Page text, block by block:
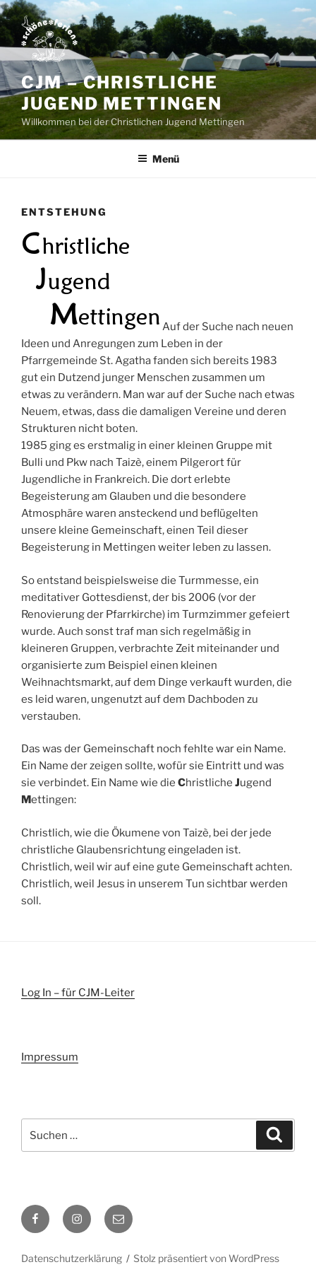
Zum
Inhalt
springen
CJM – CHRISTLICHE
JUGEND METTINGEN
Willkommen bei der Christlichen Jugend Mettingen
Menü
ENTSTEHUNG
Auf der Suche nach neuen
Ideen und Anregungen zum Leben in der
Pfarrgemeinde St. Agatha fanden sich bereits 1983
gut ein Dutzend junger Menschen zusammen um
etwas zu verändern. Man war auf der Suche nach etwas
Neuem, etwas, dass die damaligen Vereine und deren
Strukturen nicht boten.
1985 ging es erstmalig in einer kleinen Gruppe mit
Bulli und Pkw nach Taizè, einem Pilgerort für
Jugendliche in Frankreich. Die dort erlebte
Begeisterung am Glauben und die besondere
Atmosphäre waren ansteckend und beflügelten
unsere kleine Gemeinschaft, einen Teil dieser
Begeisterung in Mettingen weiter leben zu lassen.
So entstand beispielsweise die Turmmesse, ein
meditativer Gottesdienst, der bis 2006 (vor der
Renovierung der Pfarrkirche) im Turmzimmer gefeiert
wurde. Auch sonst traf man sich regelmäßig in
kleineren Gruppen, verbrachte Zeit miteinander und
organisierte zum Beispiel einen kleinen
Weihnachtsmarkt, auf dem Dinge verkauft wurden, die
es leid waren, ungenutzt auf dem Dachboden zu
verstauben.
Das was der Gemeinschaft noch fehlte war ein Name.
Ein Name der zeigen sollte, wofür sie Eintritt und was
sie verbindet. Ein Name wie die Christliche Jugend
Mettingen:
Christlich, wie die Ökumene von Taizè, bei der jede
christliche Glaubensrichtung eingeladen ist.
Christlich, weil wir auf eine gute Gemeinschaft achten.
Christlich, weil Jesus in unserem Tun sichtbar werden
soll.
Log In – für CJM-Leiter
Impressum
nach:
CJM
auf
CJM
auf
CJM
per
Datenschutzerklärung Stolz präsentiert von WordPress